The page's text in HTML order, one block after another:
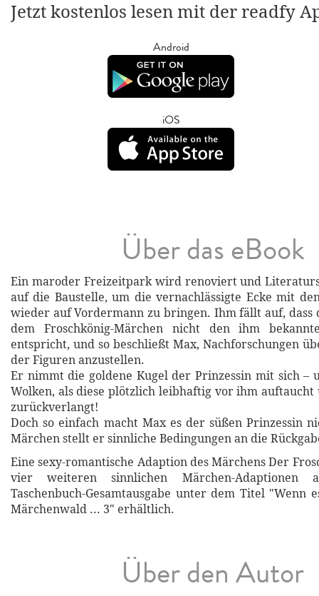
Jetzt kostenlos lesen mit der readfy
Android
iOS
Über das eBook
Ein maroder Freizeitpark wird renoviert und
auf die Baustelle, um die vernachlässigte Ecke mit
wieder auf Vordermann zu bringen. Ihm fällt auf, dass
dem Froschkönig-Märchen nicht den ihm
entspricht, und so beschließt Max, Nachforschungen
der Figuren anzustellen.
Er nimmt die goldene Kugel der Prinzessin mit sich –
Wolken, als diese plötzlich leibhaftig vor ihm
zurückverlangt!
Doch so einfach macht Max es der süßen Prinzessin
Märchen stellt er sinnliche Bedingungen an die
Eine sexy-romantische Adaption des Märchens Der
vier weiteren sinnlichen Märchen-Adaptionen
Taschenbuch-Gesamtausgabe unter dem Titel "Wenn
Märchenwald ... 3" erhältlich.
Über den Autor